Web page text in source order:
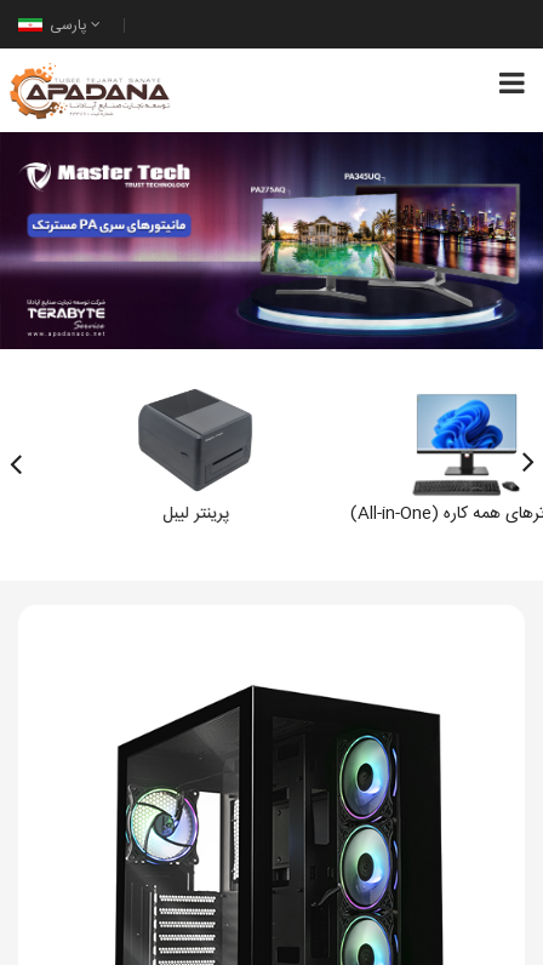
پارسی
پرینتر لیبل کامپیوترهای همه کاره (All-in-One)